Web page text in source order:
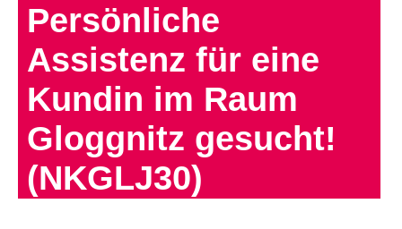
Persönliche
Assistenz für eine
Kundin im Raum
Gloggnitz gesucht!
(NKGLJ30)